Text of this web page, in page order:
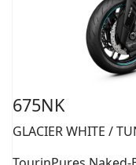
675NK
GLACIER WHITE /